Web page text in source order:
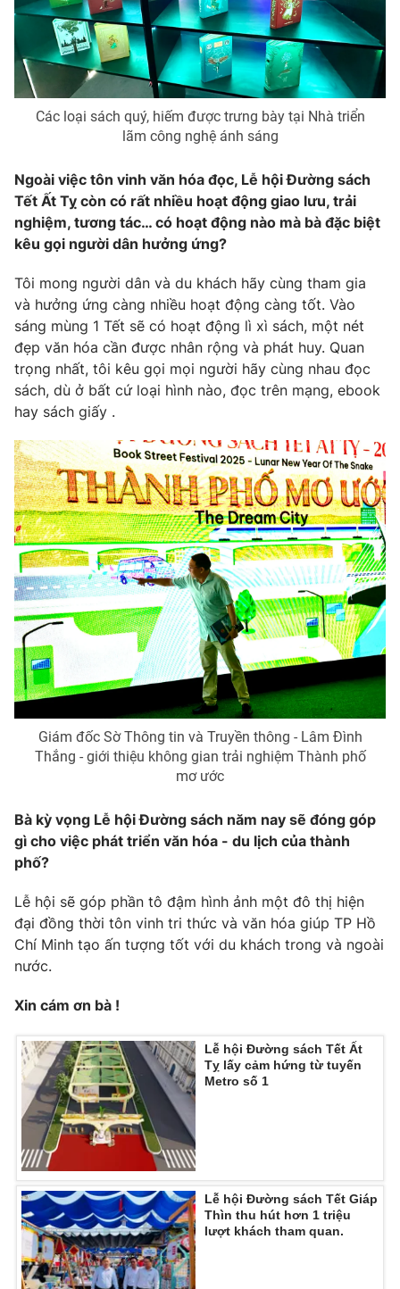
Các loại sách quý, hiếm được trưng bày tại Nhà triển
lãm công nghệ ánh sáng
Ngoài việc tôn vinh văn hóa đọc, Lễ hội Đường sách
Tết Ất Tỵ còn có rất nhiều hoạt động giao lưu, trải
nghiệm, tương tác… có hoạt động nào mà bà đặc biệt
kêu gọi người dân hưởng ứng?
Tôi mong người dân và du khách hãy cùng tham gia
và hưởng ứng càng nhiều hoạt động càng tốt. Vào
sáng mùng 1 Tết sẽ có hoạt động lì xì sách, một nét
đẹp văn hóa cần được nhân rộng và phát huy. Quan
trọng nhất, tôi kêu gọi mọi người hãy cùng nhau đọc
sách, dù ở bất cứ loại hình nào, đọc trên mạng, ebook
hay sách giấy .
Giám đốc Sờ Thông tin và Truyền thông - Lâm Đình
Thắng - giới thiệu không gian trải nghiệm Thành phố
mơ ước
Bà kỳ vọng Lễ hội Đường sách năm nay sẽ đóng góp
gì cho việc phát triển văn hóa - du lịch của thành
phố?
Lễ hội sẽ góp phần tô đậm hình ảnh một đô thị hiện
đại đồng thời tôn vinh tri thức và văn hóa giúp TP Hồ
Chí Minh tạo ấn tượng tốt với du khách trong và ngoài
nước.
Xin cám ơn bà !
Lễ hội Đường sách Tết Ất
Tỵ lấy cảm hứng từ tuyến
Metro số 1
Lễ hội Đường sách Tết Giáp
Thìn thu hút hơn 1 triệu
lượt khách tham quan.